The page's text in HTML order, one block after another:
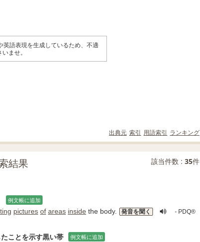
語表現を生成しているため、不適
ませ。
出典元 索引 用語索引 ランキング
結果 該当件数 : 35件
例文帳に追加
pictures of areas inside the body. 発音を聞く
- PDQ®
ことを示す黒い帯 例文帳に追加